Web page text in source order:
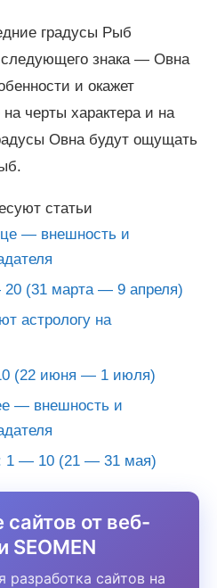
градусы Рыб
знака — Овна
и окажет
черты характера и на
Овна будут ощущать
статьи
— внешность и
(31 марта — 9 апреля)
астрологу на
(22 июня — 1 июля)
— внешность и
1 — 10 (21 — 31 мая)
сайтов от веб-
SEOMEN
разработка сайтов на